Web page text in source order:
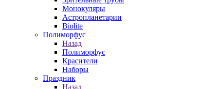
Монокуляры
Астропланетарии
Biolite
Полиморфус
Назад
Полиморфус
Красители
Наборы
Праздник
Назад